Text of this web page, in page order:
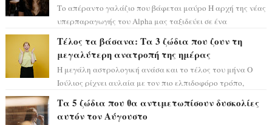
Το απέραντο γαλάζιο που βάφεται μαύρο Η αρχή της νέας
υπερπαραγωγής του Alpha μας ταξιδεύει σε ένα
Τέλος τα βάσανα: Τα 3 ζώδια που ζουν τη
μεγαλύτερη ανατροπή της ημέρας
Η μεγάλη αστρολογική ανάσα και το τέλος του μήνα Ο
Ιούλιος ρίχνει αυλαία με τον πιο ελπιδοφόρο τρόπο,
Τα 5 ζώδια που θα αντιμετωπίσουν δυσκολίες
αυτόν τον Αύγουστο